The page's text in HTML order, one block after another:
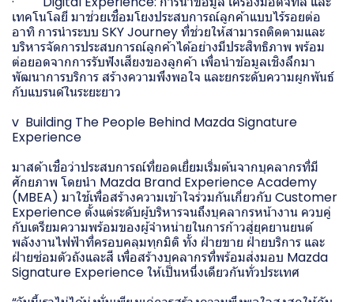
เทคโนโลยี มาช่วยเชื่อมโยงประสบการณ์ลูกค้าแบบไร้รอยต่อ
อาทิ การนำระบบ SKY Journey ที่ช่วยให้สามารถติดตามและ
บริหารจัดการประสบการณ์ลูกค้าได้อย่างมีประสิทธิภาพ พร้อม
ต่อยอดจากการรับฟังเสียงของลูกค้า เพื่อนำข้อมูลเชิงลึกมา
พัฒนาการบริการ สร้างความพึงพอใจ และยกระดับความผูกพันธ์
กับแบรนด์ในระยะยาว
v Building The People Behind Mazda Signature
Experience
มาสด้าเชื่อว่าประสบการณ์ที่ยอดเยี่ยมเริ่มต้นจากบุคลากรที่มี
ศักยภาพ โดยนำ Mazda Brand Experience Academy
(MBEA) มาใช้เพื่อสร้างความเข้าใจร่วมกันเกี่ยวกับ Customer
Experience ตั้งแต่ระดับผู้บริหารจนถึงบุคลากรหน้างาน ควบคู่
กับเตรียมความพร้อมของผู้จำหน่ายในการก้าวสู่ยุคยานยนต์
พลังงานไฟฟ้าที่ครอบคลุมทุกมิติ ทั้ง ฝ่ายขาย ฝ่ายบริการ และ
ฝ่ายซ่อมตัวถังและสี เพื่อสร้างบุคลากรที่พร้อมส่งมอบ Mazda
Signature Experience ให้เป็นหนึ่งเดียวกันทั่วประเทศ